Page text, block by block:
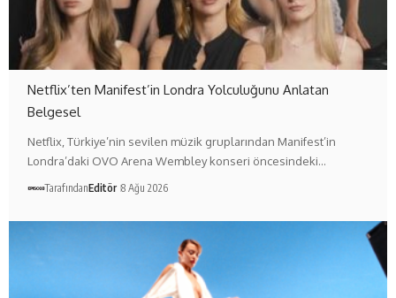
Netflix’ten Manifest’in Londra Yolculuğunu Anlatan
Belgesel
Netflix, Türkiye’nin sevilen müzik gruplarından Manifest’in
Londra’daki OVO Arena Wembley konseri öncesindeki…
TarafındanEditör 8 Ağu 2026